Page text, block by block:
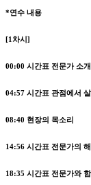
*연수 내용
[1차시]
00:00 시간표 전문가 소개
04:57 시간표 관점에서
08:40 현장의 목소리
14:56 시간표 전문가의
18:35 시간표 전문가와